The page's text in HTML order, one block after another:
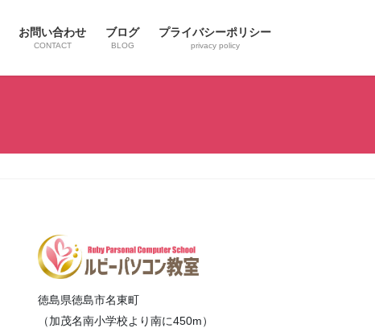
お問い合わせ
CONTACT
ブログ
BLOG
プライバシーポリシー
privacy policy
徳島県徳島市名東町
（加茂名南小学校より南に450m）